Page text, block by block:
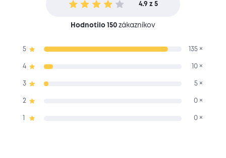
4.9 z 5
Hodnotilo 150zákazníkov
5 135 ×
4 10 ×
3 5 ×
2 0 ×
0 ×